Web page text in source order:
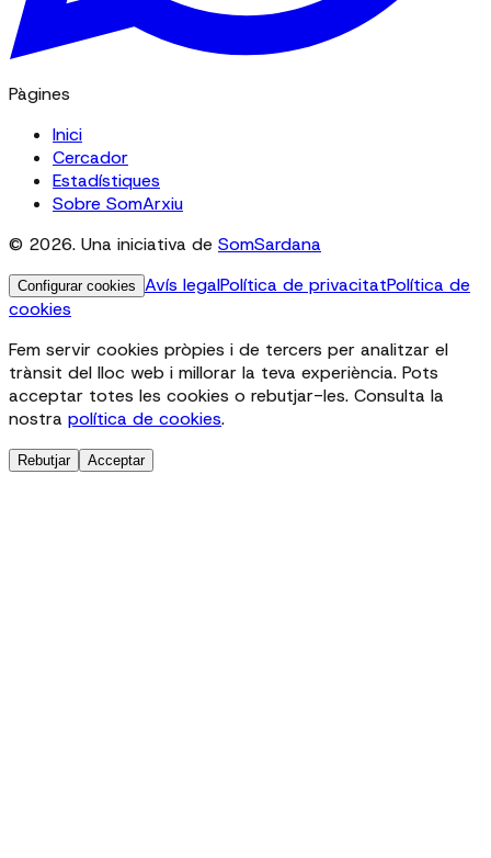
Pàgines
Inici
Cercador
Estadístiques
Sobre SomArxiu
© 2026. Una iniciativa de SomSardana
Configurar cookies Avís legalPolítica de privacitatPolítica de
cookies
Fem servir cookies pròpies i de tercers per analitzar el
trànsit del lloc web i millorar la teva experiència. Pots
acceptar totes les cookies o rebutjar-les. Consulta la
nostra política de cookies.
Rebutjar Acceptar